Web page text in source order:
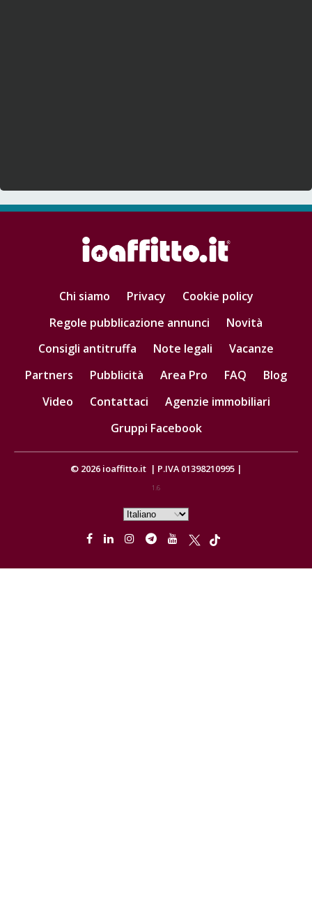
Chi siamo Privacy
Cookie policy
Regole pubblicazione annunci
Novità
Consigli antitruffa
Note legali
Vacanze
Partners
Pubblicità Area Pro FAQ
Blog
Video
Contattaci
Agenzie immobiliari
Gruppi Facebook
© 2026 ioaffitto.it | P.IVA 01398210995 |
1.6